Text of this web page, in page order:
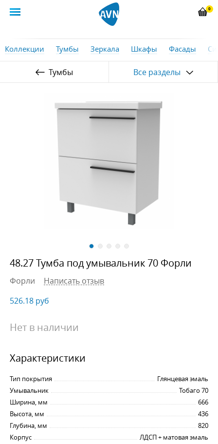
0
Коллекции Тумбы Зеркала Шкафы Фасады
Тумбы Все разделы
48.27 Тумба под умывальник 70 Форли
Форли
Написать отзыв
526.18 руб
Нет в наличии
Характеристики
Тип покрытия
Глянцевая эмаль
Умывальник
Тобаго 70
Ширина, мм
666
Высота, мм
436
Глубина, мм
820
Корпус
ЛДСП + матовая эмаль